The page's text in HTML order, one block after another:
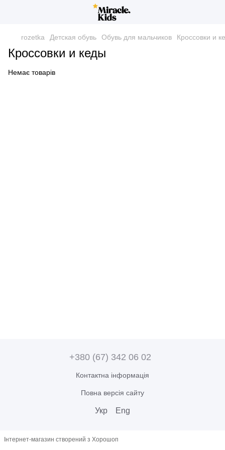
rozetka Детская обувь Обувь для мальчиков Кроссовки и
Кроссовки и кеды
Немає товарів
+380 (67) 342 06 02
Контактна інформація
Повна версія сайту
Укр Eng
Інтернет-магазин створений з Хорошоп